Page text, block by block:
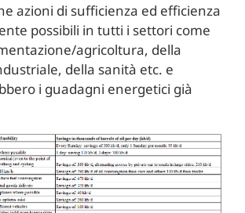
azioni di sufficienza ed efficienza
possibili in tutti i settori come
agricoltura, della
della sanità etc. e
i guadagni energetici già